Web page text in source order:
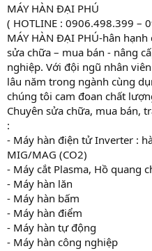
MÁY HÀN ĐẠI PHÚ
( HOTLINE : 0906.498.399 –
MÁY HÀN ĐẠI PHÚ-hân
sửa chữa – mua bán - nâng
nghiệp. Với đội ngũ nhân
lâu năm trong ngành cùng
chúng tôi cam đoan chất
Chuyên sửa chữa, mua bán,
:
- Máy hàn điện tử Inverter :
MIG/MAG (CO2)
- Máy cắt Plasma, Hồ quang
- Máy hàn lăn
- Máy hàn bấm
- Máy hàn điểm
- Máy hàn tự động
- Máy hàn công nghiệp